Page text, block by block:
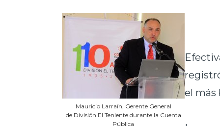
Mauricio Larraín, Gerente General
de División El Teniente durante la Cuenta
Pública
el más